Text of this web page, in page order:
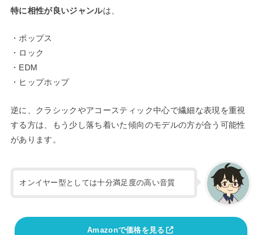
特に相性が良いジャンルは、
・ポップス
・ロック
・EDM
・ヒップホップ
逆に、クラシックやアコースティック中心で繊細な表現を重視
する方は、もう少し落ち着いた傾向のモデルの方が合う可能性
があります。
オンイヤー型としては十分満足度の高い音質
Amazonで価格を見る